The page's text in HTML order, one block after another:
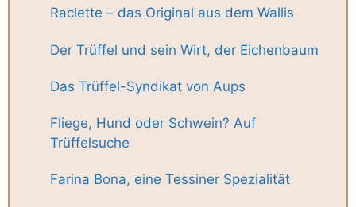
Raclette – das Original aus dem Wallis
Der Trüffel und sein Wirt, der Eichenbaum
Das Trüffel-Syndikat von Aups
Fliege, Hund oder Schwein? Auf
Trüffelsuche
Farina Bona, eine Tessiner Spezialität